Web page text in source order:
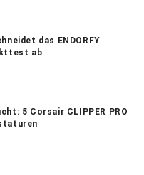
das ENDORFY
ab
5 Corsair CLIPPER PRO